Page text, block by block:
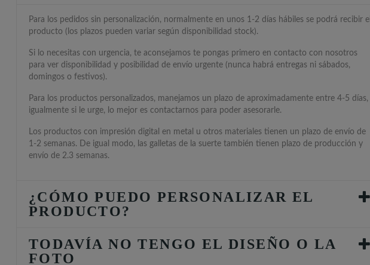
Para los pedidos sin personalización, normalmente en unos 1-2 días hábiles se podrá recibir el
producto (los plazos pueden variar según disponibilidad stock).
Si lo necesitas con urgencia, te aconsejamos te pongas primero en contacto con nosotros
para ver disponibilidad y posibilidad de envío urgente (nunca habrá entregas ni sábados,
domingos o festivos).
Para los productos personalizados, manejamos un plazo de aproximadamente entre 4-5 días,
igualmente si le urge, lo mejor es contactarnos para poder asesorarle.
Los productos con impresión digital en metal u otros materiales tienen un plazo de envío de
1-2 semanas. De igual modo, las galletas de la suerte también tienen plazo de producción y
envío de 2.3 semanas.
¿CÓMO PUEDO PERSONALIZAR EL
PRODUCTO?
TODAVÍA NO TENGO EL DISEÑO O LA
FOTO